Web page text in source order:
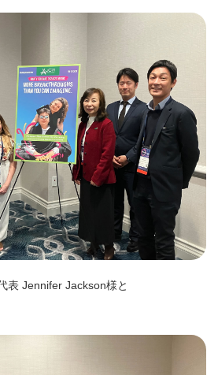
表 Jennifer Jackson様と